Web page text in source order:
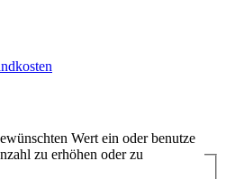
Wert ein oder benutze
zu erhöhen oder zu